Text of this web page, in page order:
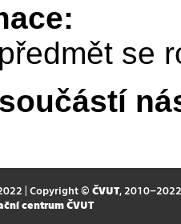
se
| Copyright © ČVUT, 2010–2022
centrum ČVUT